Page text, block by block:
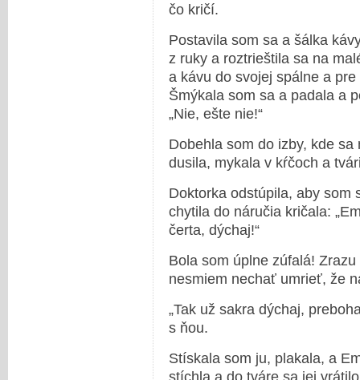
čo kričí.
Postavila som sa a šálka
z ruky a roztrieštila sa na
a kávu do svojej spálne a
Šmýkala som sa a padala a
„Nie, ešte nie!“
Dobehla som do izby, kde
dusila, mykala v kŕčoch a
Doktorka odstúpila, aby som
chytila do náručia kričala:
čerta, dýchaj!“
Bola som úplne zúfalá!
nesmiem nechať umrieť, že
„Tak už sakra dýchaj,
s ňou.
Stískala som ju, plakala, a
stíchla a do tváre sa jej